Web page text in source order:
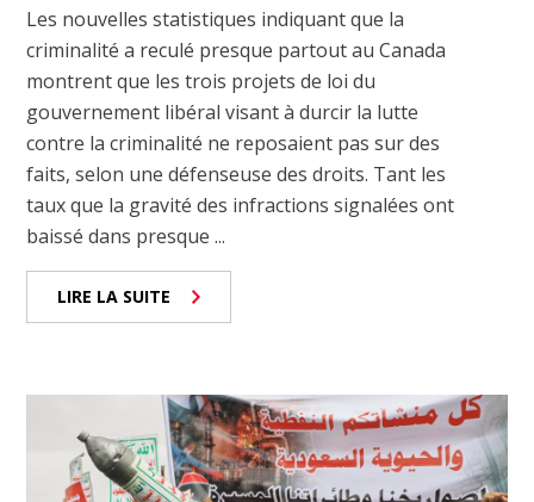
Les nouvelles statistiques indiquant que la
criminalité a reculé presque partout au Canada
montrent que les trois projets de loi du
gouvernement libéral visant à durcir la lutte
contre la criminalité ne reposaient pas sur des
faits, selon une défenseuse des droits. Tant les
taux que la gravité des infractions signalées ont
baissé dans presque ...
LIRE LA SUITE